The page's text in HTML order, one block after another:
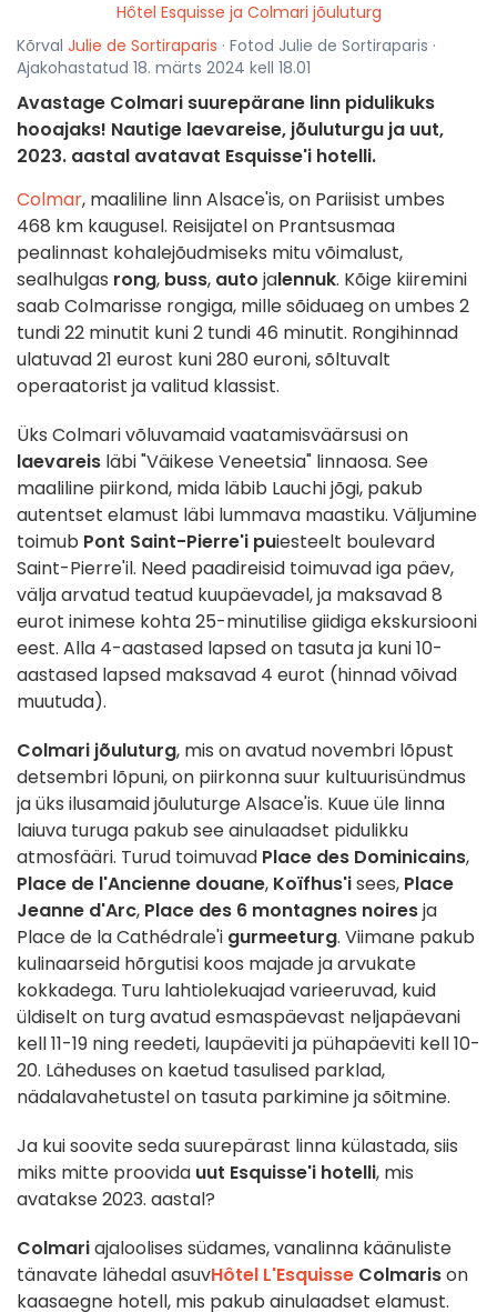
Hôtel Esquisse ja Colmari jõuluturg
Kõrval Julie de Sortiraparis · Fotod Julie de Sortiraparis ·
Ajakohastatud 18. märts 2024 kell 18.01
Avastage Colmari suurepärane linn pidulikuks
hooajaks! Nautige laevareise, jõuluturgu ja uut,
2023. aastal avatavat Esquisse'i hotelli.
Colmar, maaliline linn Alsace'is, on Pariisist umbes
468 km kaugusel. Reisijatel on Prantsusmaa
pealinnast kohalejõudmiseks mitu võimalust,
sealhulgas rong, buss, auto jalennuk. Kõige kiiremini
saab Colmarisse rongiga, mille sõiduaeg on umbes 2
tundi 22 minutit kuni 2 tundi 46 minutit. Rongihinnad
ulatuvad 21 eurost kuni 280 euroni, sõltuvalt
operaatorist ja valitud klassist.
Üks Colmari võluvamaid vaatamisväärsusi on
laevareis läbi "Väikese Veneetsia" linnaosa. See
maaliline piirkond, mida läbib Lauchi jõgi, pakub
autentset elamust läbi lummava maastiku. Väljumine
toimub Pont Saint-Pierre'i puiesteelt boulevard
Saint-Pierre'il. Need paadireisid toimuvad iga päev,
välja arvatud teatud kuupäevadel, ja maksavad 8
eurot inimese kohta 25-minutilise giidiga ekskursiooni
eest. Alla 4-aastased lapsed on tasuta ja kuni 10-
aastased lapsed maksavad 4 eurot (hinnad võivad
muutuda).
Colmari jõuluturg, mis on avatud novembri lõpust
detsembri lõpuni, on piirkonna suur kultuurisündmus
ja üks ilusamaid jõuluturge Alsace'is. Kuue üle linna
laiuva turuga pakub see ainulaadset pidulikku
atmosfääri. Turud toimuvad Place des Dominicains,
Place de l'Ancienne douane, Koïfhus'isees, Place
Jeanne d'Arc, Place des 6 montagnes noiresja
Place de la Cathédrale'i gurmeeturg. Viimane pakub
kulinaarseid hõrgutisi koos majade ja arvukate
kokkadega. Turu lahtiolekuajad varieeruvad, kuid
üldiselt on turg avatud esmaspäevast neljapäevani
kell 11-19 ning reedeti, laupäeviti ja pühapäeviti kell 10-
20. Läheduses on kaetud tasulised parklad,
nädalavahetustel on tasuta parkimine ja sõitmine.
Ja kui soovite seda suurepärast linna külastada, siis
miks mitte proovida uut Esquisse'i hotelli, mis
avatakse 2023. aastal?
Colmariajaloolises südames, vanalinna käänuliste
tänavate lähedal asuvHôtel L'Esquisse Colmarison
kaasaegne hotell, mis pakub ainulaadset elamust.